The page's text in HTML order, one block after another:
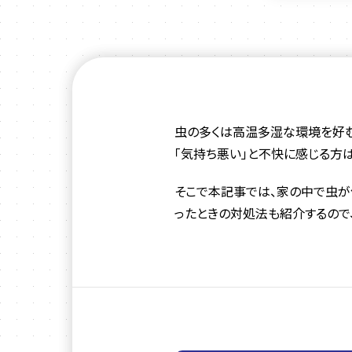
虫の多くは高温多湿な環境を好
「気持ち悪い」と不快に感じる
そこで本記事では、家の中で虫
ったときの対処法も紹介するので